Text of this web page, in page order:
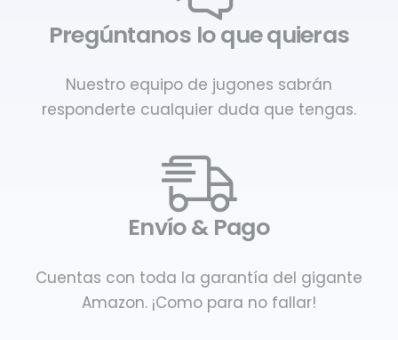
Pregúntanos lo que quieras
Nuestro equipo de jugones sabrán
responderte cualquier duda que tengas.
Envío & Pago
Cuentas con toda la garantía del gigante
Amazon. ¡Como para no fallar!